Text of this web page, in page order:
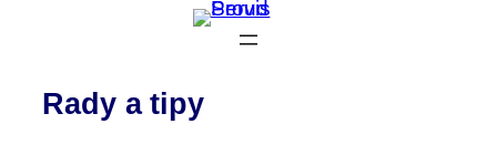
Rady a tipy